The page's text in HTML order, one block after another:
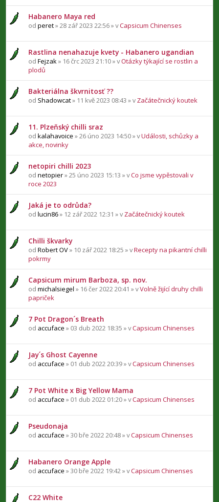
Habanero Maya red
od peret» 28 zář 2023 22:56 » vCapsicum Chinenses
Rastlina nenahazuje kvety - Habanero ugandian
od Fejzak » 16 črc 2023 21:10 » vOtázky týkající se rostlin a
plodů
Bakteriálna škvrnitosť ??
od Shadowcat» 11 kvě 2023 08:43 » vZačátečnický koutek
11. Plzeňský chilli sraz
od kalahavoice » 26 úno 2023 14:50 » vUdálosti, schůzky a
akce, novinky
netopiri chilli 2023
od netopier» 25 úno 2023 15:13 » vCo jsme vypěstovali v
roce 2023
Jaká je to odrůda?
od lucin86» 12 zář 2022 12:31 » vZačátečnický koutek
Chilli škvarky
od Robert OV» 10 zář 2022 18:25 » vRecepty na pikantní chilli
pokrmy
Capsicum mirum Barboza, sp. nov.
od michalsiegel » 16 čer 2022 20:41 » vVolně žijící druhy chilli
papriček
7 Pot Dragon´s Breath
od accuface » 03 dub 2022 18:35 » vCapsicum Chinenses
Jay´s Ghost Cayenne
od accuface » 01 dub 2022 20:39 » vCapsicum Chinenses
7 Pot White x Big Yellow Mama
od accuface » 01 dub 2022 01:20 » vCapsicum Chinenses
Pseudonaja
od accuface » 30 bře 2022 20:48 » vCapsicum Chinenses
Habanero Orange Apple
od accuface » 30 bře 2022 19:42 » vCapsicum Chinenses
C22 White